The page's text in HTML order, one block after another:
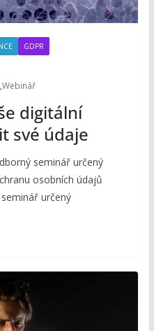
GDPR
,Webinář
digitální
své údaje
seminář určený
osobních údajů
určený